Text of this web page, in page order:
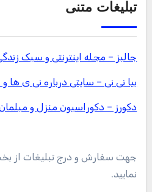
تبلیغات متنی
جالبز – مجله اینترنتی و سبک
بیا نی نی – سایتی درباره نی ی ها
دکورز – دکوراسیون منزل و
جهت سفارش و درج تبلیغات از
نمایید.